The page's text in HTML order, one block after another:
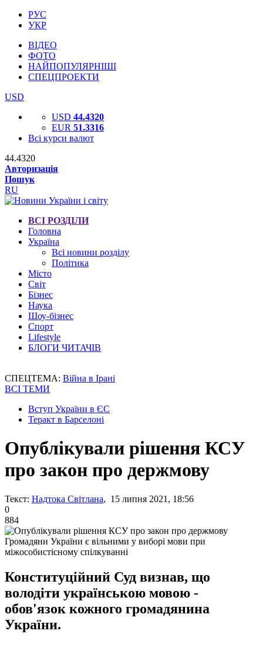
РУС
УКР
ВІДЕО
ФОТО
НАЙПОПУЛЯРНІШІ
СПЕЦПРОЕКТИ
USD
USD 44.4320
EUR 51.3316
Всі курси валют
44.4320
Авторизація
Пошук
RU
ВСІ РОЗДІЛИ
Головна
Україна
Всі новини розділу
Політика
Місто
Світ
Бізнес
Наука
Шоу-бізнес
Спорт
Lifestyle
БЛОГИ ЧИТАЧІВ
СПЕЦТЕМА: Війна в Ірані
ВСІ ТЕМИ
Вступ України в ЄС
Теракт в Барселоні
Опублікували рішення КСУ
про закон про держмову
Текст: Надтока Світлана, 15 липня 2021, 18:56
0
884
Громадяни України є вільними у виборі мови при
міжособистісному спілкуванні
Конституційний Суд визнав, що
володіти українською мовою -
обов'язок кожного громадянина
України.